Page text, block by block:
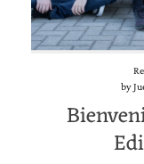
by